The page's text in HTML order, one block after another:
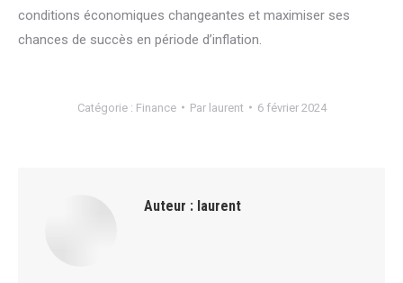
conditions économiques changeantes et maximiser ses
chances de succès en période d’inflation.
Catégorie : Finance Par laurent 6 février 2024
Auteur : laurent